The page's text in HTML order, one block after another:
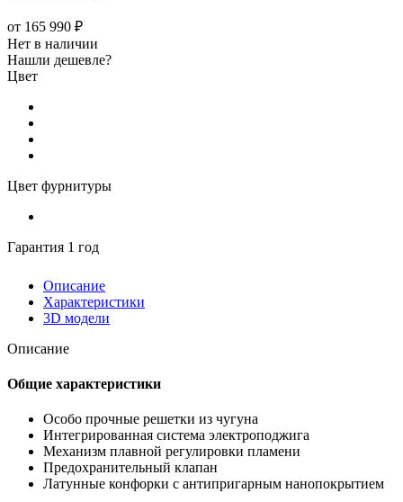
от 165 990 ₽
Нет в наличии
Нашли дешевле?
Цвет
Цвет фурнитуры
Гарантия 1 год
Описание
Характеристики
3D модели
Описание
Общие характеристики
Особо прочные решетки из чугуна
Интегрированная система электроподжига
Механизм плавной регулировки пламени
Предохранительный клапан
Латунные конфорки с антипригарным нанопокрытием